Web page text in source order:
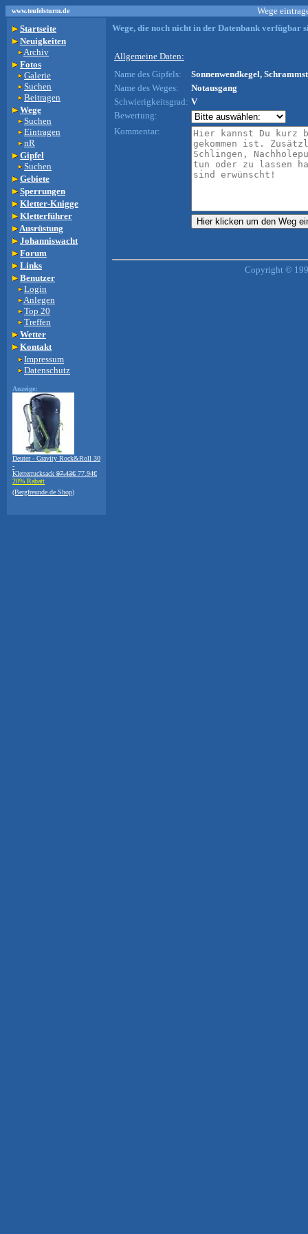
www.teufelsturm.de
Wege
Startseite
Neuigkeiten
Archiv
Fotos
Galerie
Suchen
Beitragen
Wege
Suchen
Eintragen
nR
Gipfel
Suchen
Gebiete
Sperrungen
Kletter-Knigge
Kletterführer
Ausrüstung
Johanniswacht
Forum
Links
Benutzer
Login
Anlegen
Top 20
Treffen
Wetter
Kontakt
Impressum
Datenschutz
Anzeige:
Deuter - Gravity Rock&Roll 30
-
Kletterrucksack 97.43€ 77.94€
20% Rabatt
(Bergfreunde.de Shop)
Wege, die noch nicht in der Datenbank verfügbar
Allgemeine Daten:
Name des Gipfels:
Sonnenwendkegel,
Name des Weges:
Notausgang
Schwierigkeitsgrad: V
Bewertung:
Kommentar:
Copyright ©